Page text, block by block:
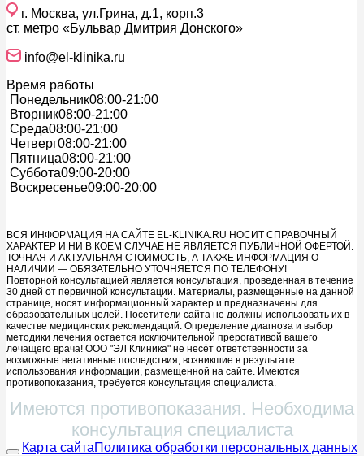
г. Москва, ул.Грина, д.1, корп.3
ст. метро «Бульвар Дмитрия Донского»
info@el-klinika.ru
Время работы
Понедельник08:00-21:00
Вторник08:00-21:00
Среда08:00-21:00
Четверг08:00-21:00
Пятница08:00-21:00
Суббота09:00-20:00
Воскресенье09:00-20:00
ВСЯ ИНФОРМАЦИЯ НА САЙТЕ EL-KLINIKA.RU НОСИТ СПРАВОЧНЫЙ
ХАРАКТЕР И НИ В КОЕМ СЛУЧАЕ НЕ ЯВЛЯЕТСЯ ПУБЛИЧНОЙ ОФЕРТОЙ.
ТОЧНАЯ И АКТУАЛЬНАЯ СТОИМОСТЬ, А ТАКЖЕ ИНФОРМАЦИЯ О
НАЛИЧИИ — ОБЯЗАТЕЛЬНО УТОЧНЯЕТСЯ ПО ТЕЛЕФОНУ!
Повторной консультацией является консультация, проведенная в течение
30 дней от первичной консультации. Материалы, размещенные на данной
странице, носят информационный характер и предназначены для
образовательных целей. Посетители сайта не должны использовать их в
качестве медицинских рекомендаций. Определение диагноза и выбор
методики лечения остается исключительной прерогативой вашего
лечащего врача! ООО "ЭЛ Клиника" не несёт ответственности за
возможные негативные последствия, возникшие в результате
использования информации, размещенной на сайте. Имеются
противопоказания, требуется консультация специалиста.
Имеются противопоказания. Необходима
консультация специалиста
Карта сайтаПолитика обработки персональных данных